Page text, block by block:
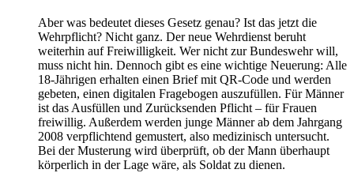
Aber was bedeutet dieses Gesetz genau? Ist das jetzt die
Wehrpflicht? Nicht ganz. Der neue Wehrdienst beruht
weiterhin auf Freiwilligkeit. Wer nicht zur Bundeswehr will,
muss nicht hin. Dennoch gibt es eine wichtige Neuerung: Alle
18-Jährigen erhalten einen Brief mit QR-Code und werden
gebeten, einen digitalen Fragebogen auszufüllen. Für Männer
ist das Ausfüllen und Zurücksenden Pflicht – für Frauen
freiwillig. Außerdem werden junge Männer ab dem Jahrgang
2008 verpflichtend gemustert, also medizinisch untersucht.
Bei der Musterung wird überprüft, ob der Mann überhaupt
körperlich in der Lage wäre, als Soldat zu dienen.